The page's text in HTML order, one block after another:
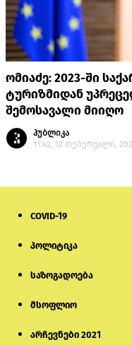
ომიაძე: 2023-ში
ტურიზმიდან
შემოსავალი მიიღო
პუბლიკა
11:42, 12 თებერვალი,
COVID-19
პოლიტიკა
საზოგადოება
მსოფლიო
არჩევნები 2021